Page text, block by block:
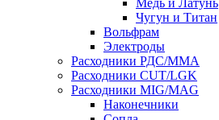
Чугун и Титан
Вольфрам
Электроды
Расходники РДС/MMA
Расходники CUT/LGK
Расходники MIG/MAG
Наконечники